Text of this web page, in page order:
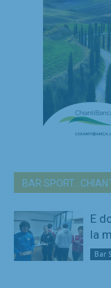
BAR
E
la
Bar